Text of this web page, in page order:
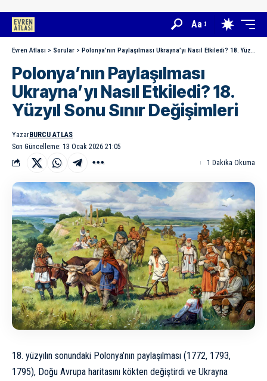
Aa
Evren Atlası > Sorular > Polonya’nın Paylaşılması Ukrayna’yı Nasıl Etkiledi? 18. Yüzyıl Sonu Sınır Değişimleri
Polonya’nın Paylaşılması
Ukrayna’yı Nasıl Etkiledi? 18.
Yüzyıl Sonu Sınır Değişimleri
Son Güncelleme: 13 Ocak 2026 21:05
YazarBURCU ATLAS
1 Dakika Okuma
18. yüzyılın sonundaki Polonya’nın paylaşılması (1772, 1793,
1795), Doğu Avrupa haritasını kökten değiştirdi ve Ukrayna